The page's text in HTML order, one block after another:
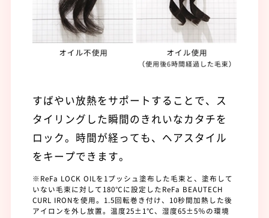
すばやい放熱をサポートすることで、ス
タイリングした瞬間のきれいなカタチを
ロック。時間が経っても、ヘアスタイル
をキープできます。
※ReFa LOCK OILを1プッシュ塗布した毛束と、塗布して
いない毛束に対して180℃に設定したReFa BEAUTECH
CURL IRONを使用。1.5回転巻き付け、10秒間加熱した後
アイロンを外し放置。温度25±1℃、湿度65±5％の環境